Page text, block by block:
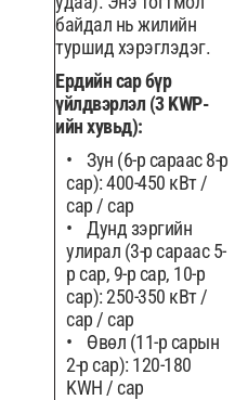
байдал нь жилийн
туршид хэрэглэдэг.
Ердийн сар бүр
үйлдвэрлэл (3 KWP-
ийн хувьд):
Зун (6-р сараас 8-р
сар): 400-450 кВт /
сар / сар
Дунд зэргийн
улирал (3-р сараас 5-
р сар, 9-р сар, 10-р
сар): 250-350 кВт /
сар / сар
Өвөл (11-р сарын
2-р сар): 120-180
KWH / сар